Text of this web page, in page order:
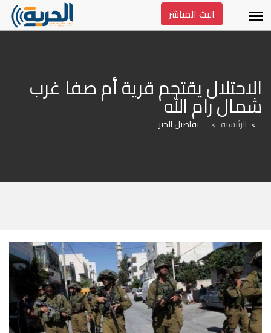
البث المباشر
شمال رام الله
الرئيسية > تفاصيل الخبر